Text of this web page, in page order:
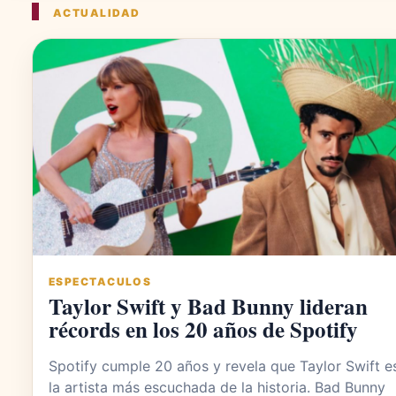
ACTUALIDAD
ESPECTACULOS
Taylor Swift y Bad Bunny lideran
récords en los 20 años de Spotify
Spotify cumple 20 años y revela que Taylor Swift
la artista más escuchada de la historia. Bad Bunny